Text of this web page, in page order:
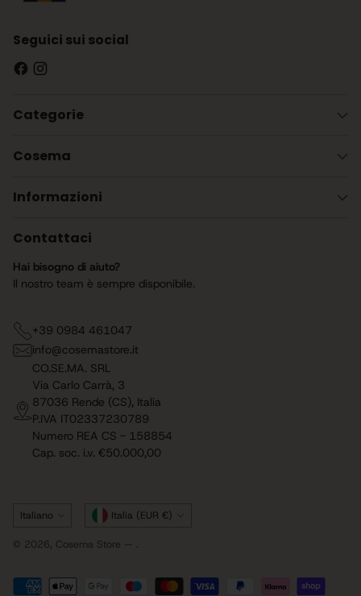
Seguici sui social
Categorie
Cosema
Informazioni
Contattaci
Hai bisogno di aiuto?
Il nostro team è sempre disponibile.
+39 0984 461047
info@cosemastore.it
CO.SE.MA. SRL
Via Carlo Carrà, 3
87036 Rende (CS), Italia
P.IVA IT02337230789
Numero REA CS - 158854
Cap. soc. i.v. €50.000,00
Lingua
Italiano Valuta Italia (EUR €)
© 2026, Cosema Store — .